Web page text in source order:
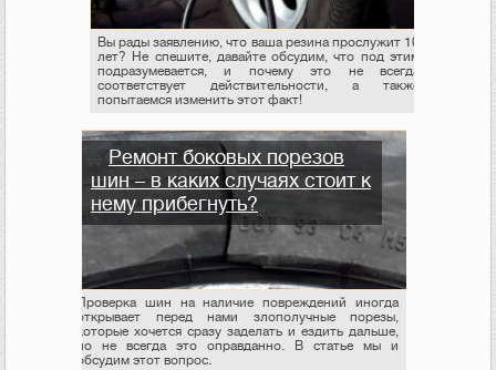
Вы рады заявлению, что ваша резина прослужит 10
лет? Не спешите, давайте обсудим, что под этим
подразумевается, и почему это не всегда
соответствует действительности, а также
попытаемся изменить этот факт!
Ремонт боковых порезов
шин – в каких случаях стоит к
нему прибегнуть?
Проверка шин на наличие повреждений иногда
открывает перед нами злополучные порезы,
которые хочется сразу заделать и ездить дальше,
но не всегда это оправданно. В статье мы и
обсудим этот вопрос.